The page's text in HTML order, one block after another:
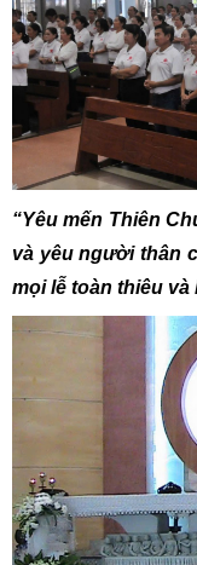
“Yêu mến Thiên
và yêu người thân
mọi lễ toàn thiêu và